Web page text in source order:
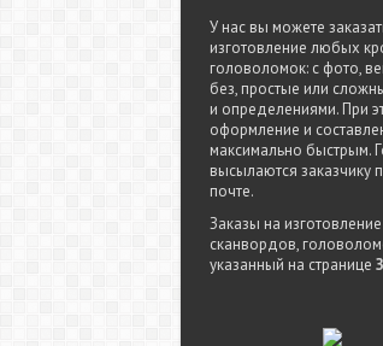
У нас вы можете
изготовление любых
головоломок: с фото,
без, простые или
и определениями. При
оформление и
максимально быстрым.
высылаются заказчику
почте.
Заказы на
сканвордов,
указанный на странице